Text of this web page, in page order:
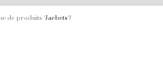
de produits ‘Jaebets‘!